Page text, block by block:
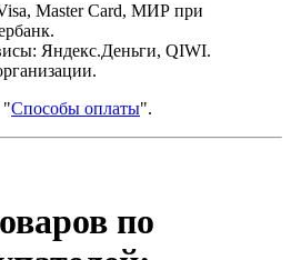
Master Card, МИР при
Яндекс.Деньги, QIWI.
"Способы оплаты".
по